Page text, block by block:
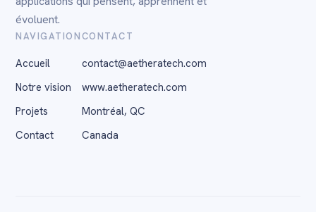
évoluent.
NAVIGATION
Accueil
Notre vision
Projets
Contact
CONTACT
contact@aetheratech.com
www.aetheratech.com
Montréal, QC
Canada